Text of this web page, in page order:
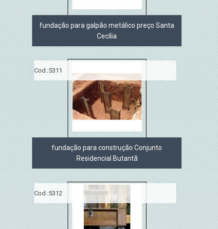
fundação para galpão metálico preço Santa
Cecília
Cod.:5311
fundação para construção Conjunto
Residencial Butantã
Cod.:5312